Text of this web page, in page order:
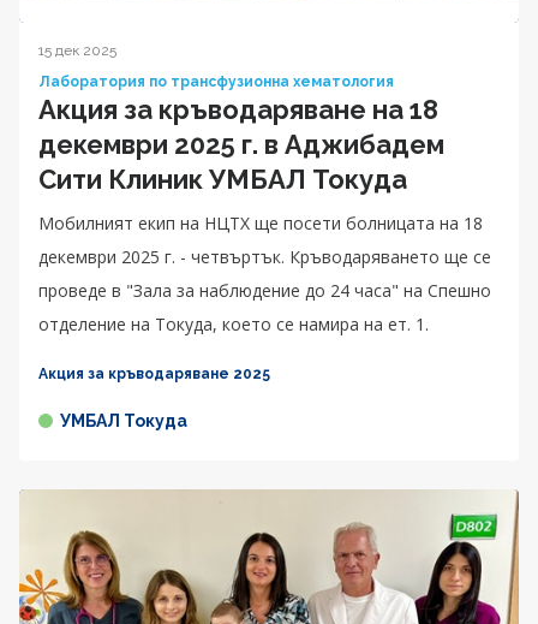
15 дек 2025
Лаборатория по трансфузионна хематология
Акция за кръводаряване на 18
декември 2025 г. в Аджибадем
Сити Клиник УМБАЛ Токуда
Мобилният екип на НЦТХ ще посети болницата на 18
декември 2025 г. - четвъртък. Кръводаряването ще се
проведе в "Зала за наблюдение до 24 часа" на Спешно
отделение на Токуда, което се намира на ет. 1.
Акция за кръводаряване 2025
УМБАЛ Токуда